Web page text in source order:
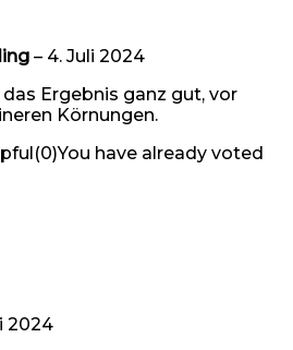
– 4. Juli 2024
Ergebnis ganz gut, vor
Körnungen.
(0)You have already voted
2024